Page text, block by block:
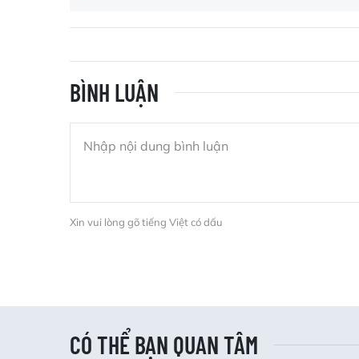
BÌNH LUẬN
Xin vui lòng gõ tiếng Việt có dấu
CÓ THỂ BẠN QUAN TÂM